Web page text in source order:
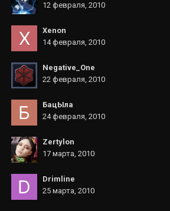
12 февраля, 2010
Xenon
14 февраля, 2010
Negative_One
22 февраля, 2010
БацЫла
24 февраля, 2010
Zertylon
17 марта, 2010
Drimline
25 марта, 2010